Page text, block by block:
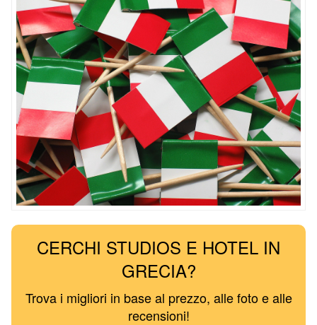
CERCHI STUDIOS E HOTEL IN
GRECIA?
Trova i migliori in base al prezzo, alle foto e alle
recensioni!